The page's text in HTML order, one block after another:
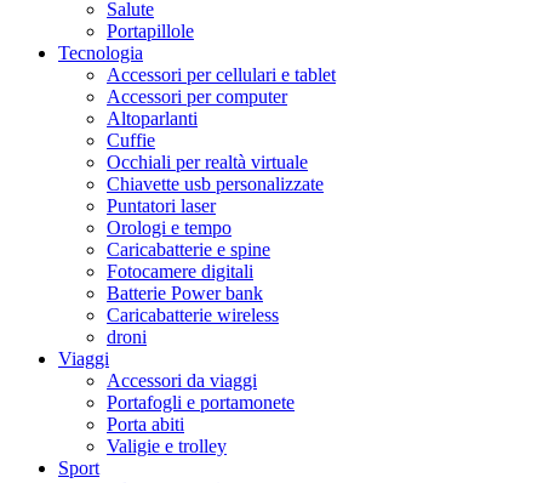
Salute
Portapillole
Tecnologia
Accessori per cellulari e tablet
Accessori per computer
Altoparlanti
Cuffie
Occhiali per realtà virtuale
Chiavette usb personalizzate
Puntatori laser
Orologi e tempo
Caricabatterie e spine
Fotocamere digitali
Batterie Power bank
Caricabatterie wireless
droni
Viaggi
Accessori da viaggi
Portafogli e portamonete
Porta abiti
Valigie e trolley
Sport